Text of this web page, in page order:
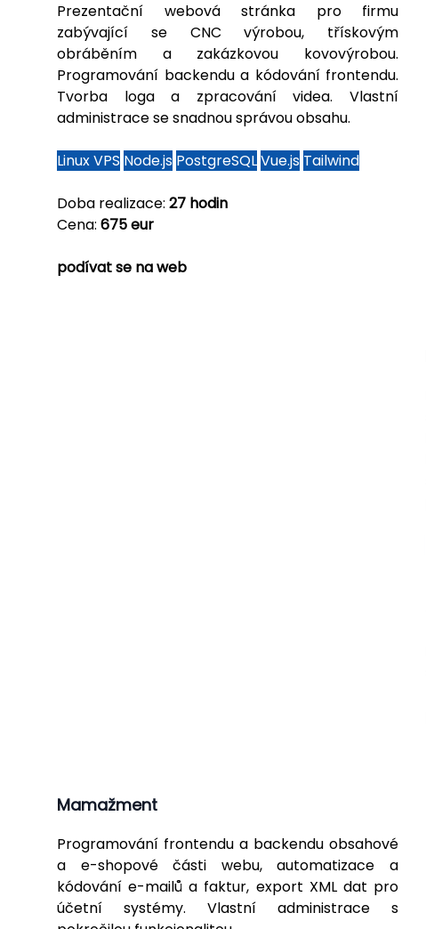
Prezentační webová stránka pro firmu
zabývající se CNC výrobou, třískovým
obráběním a zakázkovou kovovýrobou.
Programování backendu a kódování frontendu.
Tvorba loga a zpracování videa. Vlastní
administrace se snadnou správou obsahu.
Linux VPS Node.js PostgreSQLVue.js Tailwind
Doba realizace: 27 hodin
Cena: 675 eur
podívat se na web
Mamažment
Programování frontendu a backendu obsahové
a e-shopové části webu, automatizace a
kódování e-mailů a faktur, export XML dat pro
účetní systémy. Vlastní administrace s